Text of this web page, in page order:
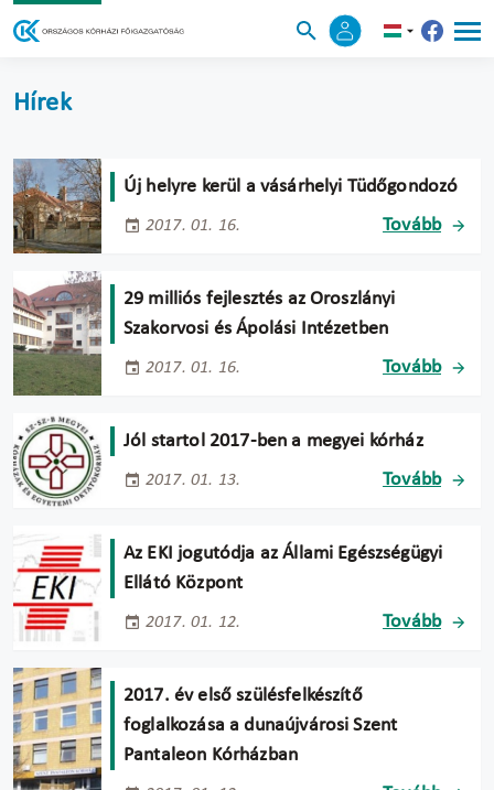
Hírek
Új helyre kerül a vásárhelyi Tüdőgondozó
2017. 01. 16. Tovább
29 milliós fejlesztés az Oroszlányi
Szakorvosi és Ápolási Intézetben
2017. 01. 16. Tovább
Jól startol 2017-ben a megyei kórház
2017. 01. 13. Tovább
Az EKI jogutódja az Állami Egészségügyi
Ellátó Központ
2017. 01. 12. Tovább
2017. év első szülésfelkészítő
foglalkozása a dunaújvárosi Szent
Pantaleon Kórházban